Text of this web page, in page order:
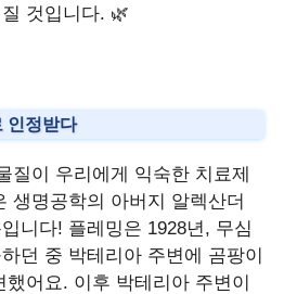
것입니다. 🌿
인정받다
질이 우리에게 익숙한 치료제
생명공학의 아버지 알렉산더
니다! 플레밍은 1928년, 무심
던 중 박테리아 주변에 곰팡이
어요. 이후 박테리아 주변이